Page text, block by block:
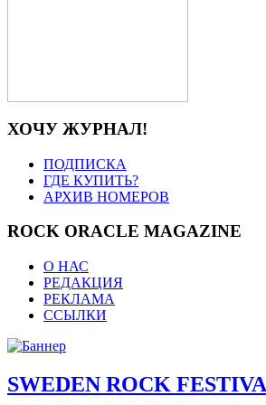
ХОЧУ ЖУРНАЛ!
ПОДПИСКА
ГДЕ КУПИТЬ?
АРХИВ НОМЕРОВ
ROCK ORACLE MAGAZINE
О НАС
РЕДАКЦИЯ
РЕКЛАМА
ССЫЛКИ
SWEDEN ROCK